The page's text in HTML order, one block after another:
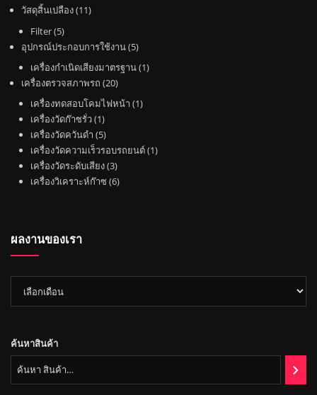
วัสดุสิ้นเปลือง 111
ค้
า
Filter 55
สิ
อุปกรณ์ประกอบการใช้งาน 55
สิ
า
เครื่องกำเนิดเสียงมาตรฐาน 11
เครื่องตรวจสภาพรถ 202
า
เครื่องทดสอบโคมไฟหน้า 11
ค้
เครื่องวัดก๊าซรั่ว 11
สิ
น
ค้
า
เครื่องวัดควันดำ 55
สิ
น
ค้
เครื่องวัดความเร็วรอบรถยนต์ 11
เครื่องวัดระดับเสียง 33
สิ
เครื่องวิเคราะห์ก๊าซ 66
ผลงานของเรา
งาน
ค้นหาสินค้า